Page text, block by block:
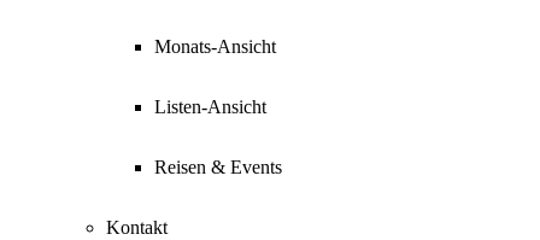
Monats-Ansicht
Listen-Ansicht
Reisen & Events
Kontakt